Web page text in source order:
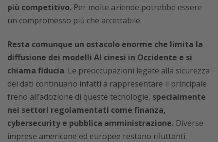
più competitivo. Per molte aziende potrebbe essere
un compromesso più che accettabile.
Resta comunque un ostacolo enorme che limita la
diffusione dei modelli AI cinesi in Occidente e si
chiama fiducia. Le preoccupazioni legate alla sicurezza
dei dati continuano infatti a rappresentare il principale
freno all’adozione di queste tecnologie, specialmente
nei settori regolamentati come finanza,
cybersecurity e pubblica amministrazione. Diverse
imprese americane ed europee restano riluttanti